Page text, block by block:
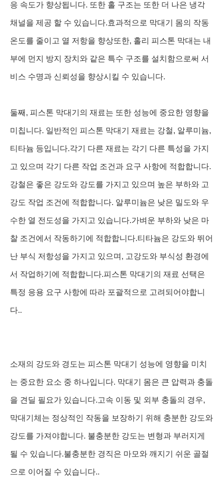
응 속도가 향상됩니다. 또한 홀 구조는 또한 더 나은 냉각
채널을 제공 할 수 있습니다.효과적으로 막대기 몸의 작동
온도를 줄이고 열 저항을 향상또한, 홀리 피스톤 막대는 내
부에 먼지 방지 장치와 같은 특수 구조를 설치함으로써 서
비스 수명과 신뢰성을 향상시킬 수 있습니다.
둘째, 피스톤 막대기의 재료는 또한 성능에 중요한 영향을
미칩니다. 일반적인 피스톤 막대기 재료는 강철, 알루미늄,
티타늄 등입니다.각기 다른 재료는 각기 다른 특성을 가지
고 있으며 각기 다른 작업 조건과 요구 사항에 적합합니다.
강철은 좋은 강도와 강도를 가지고 있으며 높은 부하와 고
강도 작업 조건에 적합합니다. 알루미늄은 낮은 밀도와 우
수한 열 전도성을 가지고 있습니다.가벼운 부하와 낮은 마
찰 조건에서 작동하기에 적합합니다.티타늄은 강도와 뛰어
난 부식 저항성을 가지고 있으며, 고강도와 부식성 환경에
서 작업하기에 적합합니다.피스톤 막대기의 재료 선택은
특정 응용 요구 사항에 따라 포괄적으로 고려되어야합니
다..
소재의 강도와 경도는 피스톤 막대기 성능에 영향을 미치
는 중요한 요소 중 하나입니다. 막대기 몸은 큰 압력과 충돌
을 견딜 필요가 있습니다.고속 이동 및 외부 충돌의 경우,
막대기체는 정상적인 작동을 보장하기 위해 충분한 강도와
강도를 가져야합니다. 불충분한 강도는 변형과 부러지게
될 수 있습니다.불충분한 경직은 마모와 깨지기 쉬운 골절
으로 이어질 수 있습니다..